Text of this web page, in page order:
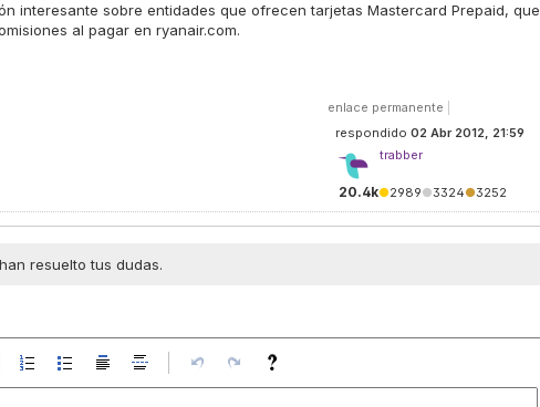
interesante sobre entidades que ofrecen tarjetas Mastercard Prepaid, que
al pagar en ryanair.com.
enlace permanente
respondido 02 Abr 2012, 21:59
trabber
20.4k●2989●3324●3252
resuelto tus dudas.